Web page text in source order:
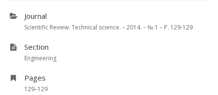
Journal
Scientific Review. Technical science. – 2014. – № 1 – P. 129-129
Section
Engineering
Pages
129–129